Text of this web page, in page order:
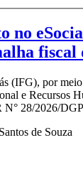
no
fiscal
(IFG), por
e Recursos
28/2026/
de Souza